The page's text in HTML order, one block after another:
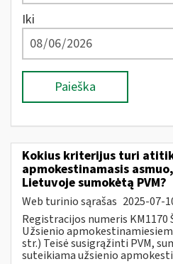
Iki
Paieška
Kokius kriterijus turi
apmokestinamasis
Lietuvoje sumokėtą PVM?
Web turinio sąrašas 2025-07-
Registracijos numeris
Užsienio
str.) Teisė susigrąžinti PVM,
suteikiama užsienio